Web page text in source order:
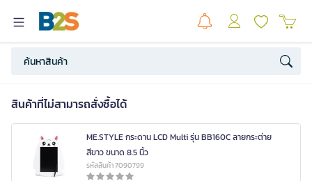
สินค้าที่ไม่สามารถสั่งซื้อได้
ME.STYLE กระดาน LCD Multi รุ่น BB160C ลายกระต่าย
สีขาว ขนาด 8.5 นิ้ว
รหัสสินค้า 7090799